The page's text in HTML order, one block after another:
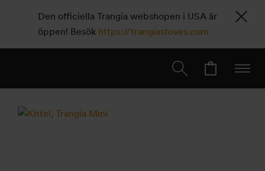
Den officiella Trangia webshopen i USA är
öppen! Besök https://trangiastoves.com